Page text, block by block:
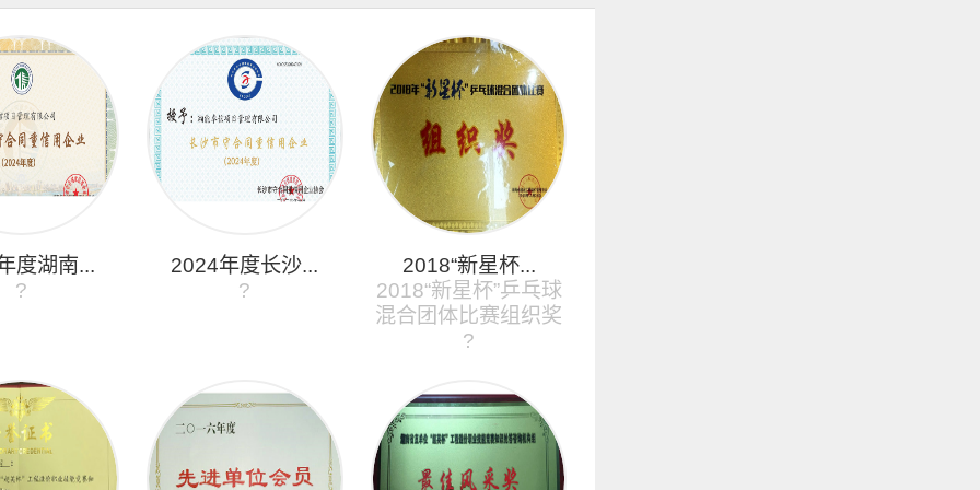
度湖南...
?
2024年度长沙...
?
2018“新星杯...
2018“新星杯”乒乓球
混合团体比赛组织奖
?